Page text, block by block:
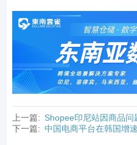
上一篇: Shopee印尼站因商品问
下一篇: 中国电商平台在韩国增